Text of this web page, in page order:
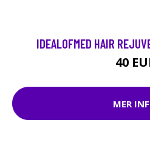
IDEALOFMED HAIR
40
MER